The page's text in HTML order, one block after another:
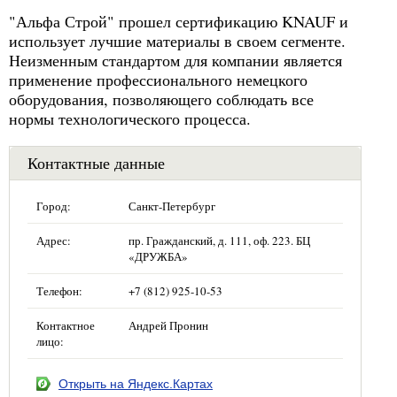
"Альфа Строй" прошел сертификацию KNAUF и
использует лучшие материалы в своем сегменте.
Неизменным стандартом для компании является
применение профессионального немецкого
оборудования, позволяющего соблюдать все
нормы технологического процесса.
Контактные данные
Город: Санкт-Петербург
Адрес:
пр. Гражданский, д. 111, оф. 223. БЦ
«ДРУЖБА»
Телефон: +7 (812) 925-10-53
Контактное
лицо:
Андрей Пронин
Открыть на Яндекс.Картах